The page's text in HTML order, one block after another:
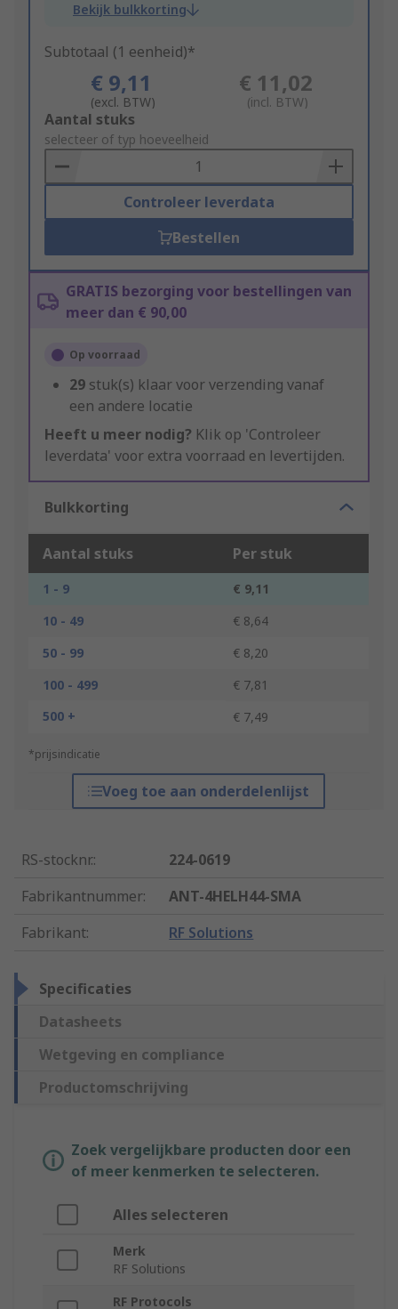
Bekijk bulkkorting
Subtotaal (1 eenheid)*
€ 9,11
(excl. BTW)
€ 11,02
(incl. BTW)
Add
to
Basket
Aantal stuks
selecteer of typ hoeveelheid
Controleer leverdata
Bestellen
GRATIS bezorging voor bestellingen van
meer dan € 90,00
Op voorraad
29 stuk(s) klaar voor verzending vanaf
een andere locatie
Heeft u meer nodig? Klik op 'Controleer
leverdata' voor extra voorraad en levertijden.
Bulkkorting
Aantal stuks Per stuk
1 - 9
€ 9,11
10 - 49
€ 8,64
50 - 99
€ 8,20
100 - 499
€ 7,81
500 +
€ 7,49
*prijsindicatie
Voeg toe aan onderdelenlijst
RS-stocknr.:
224-0619
Fabrikantnummer:
ANT-4HELH44-SMA
Fabrikant: RF Solutions
Specificaties
Datasheets
Wetgeving en compliance
Productomschrijving
Zoek vergelijkbare producten door een
of meer kenmerken te selecteren.
Alles selecteren
Merk
RF Solutions
RF Protocols